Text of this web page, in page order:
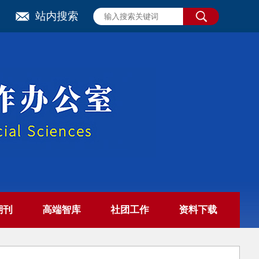
站内搜索
高端智库 社团工作 资料下载